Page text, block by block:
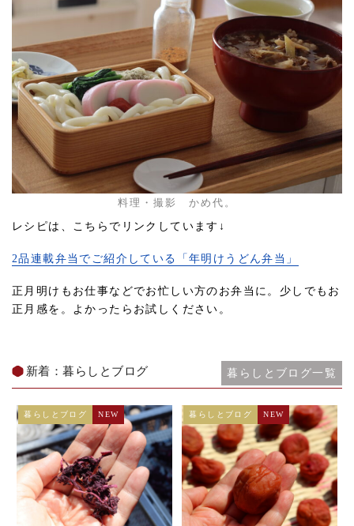
料理・撮影 かめ代。
レシピは、こちらでリンクしています↓
2品連載弁当でご紹介している「年明けうどん弁当」
正月明けもお仕事などでお忙しい方のお弁当に。少しでもお
正月感を。よかったらお試しください。
新着：暮らしとブログ 暮らしとブログ一覧
暮らしとブログ NEW 暮らしとブログ NEW